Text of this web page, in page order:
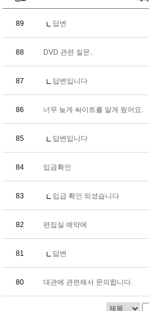
89 답변
88 DVD 관련 질문..
87 답변입니다
86 너무 늦게 싸이트를 알게 됬어요.
85 답변입니다
84 입금확인
83 입급 확인 되셨습니다
82 편집실 예약에
81 답변
80 대관에 관련해서 문의합니다.